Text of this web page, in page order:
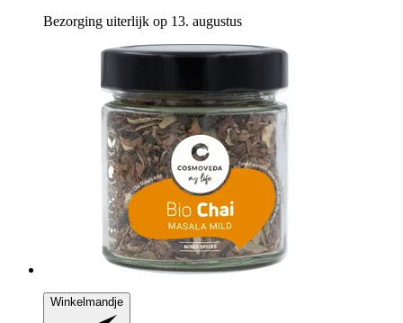
Bezorging uiterlijk op 13. augustus
Winkelmandje